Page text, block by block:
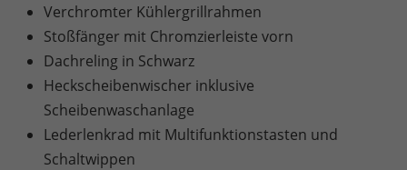
Verchromter Kühlergrillrahmen
Stoßfänger mit Chromzierleiste vorn
Dachreling in Schwarz
Heckscheibenwischer inklusive
Scheibenwaschanlage
Lederlenkrad mit Multifunktionstasten und
Schaltwippen